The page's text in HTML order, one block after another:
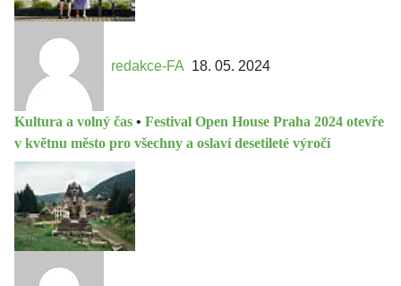
redakce-FA 18. 05. 2024
Kultura a volný čas • Festival Open House Praha 2024 otevře
v květnu město pro všechny a oslaví desetileté výročí